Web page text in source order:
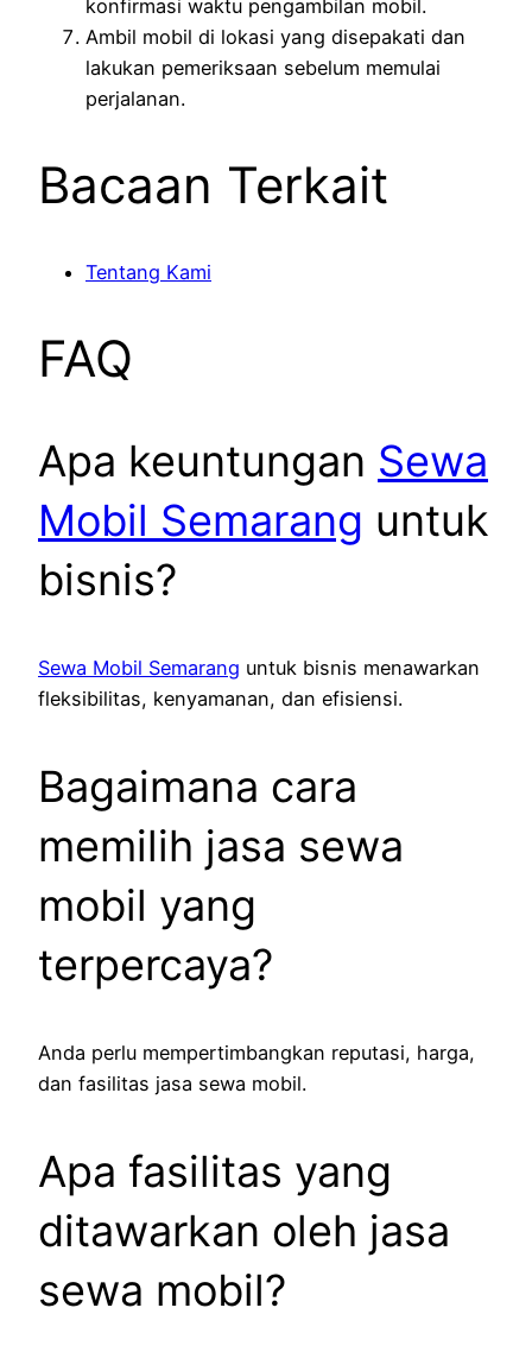
konfirmasi waktu pengambilan mobil.
Ambil mobil di lokasi yang disepakati dan
lakukan pemeriksaan sebelum memulai
perjalanan.
Bacaan Terkait
Tentang Kami
FAQ
Apa keuntungan Sewa
Mobil Semarang untuk
bisnis?
Sewa Mobil Semarang untuk bisnis menawarkan
fleksibilitas, kenyamanan, dan efisiensi.
Bagaimana cara
memilih jasa sewa
mobil yang
terpercaya?
Anda perlu mempertimbangkan reputasi, harga,
dan fasilitas jasa sewa mobil.
Apa fasilitas yang
ditawarkan oleh jasa
sewa mobil?